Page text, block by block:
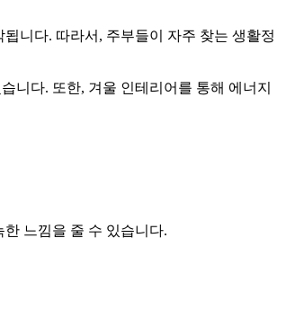
니다. 따라서, 주부들이 자주 찾는 생활정
니다. 또한, 겨울 인테리어를 통해 에너지
느낌을 줄 수 있습니다.